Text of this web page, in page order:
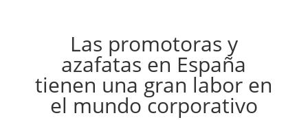
Las promotoras y
azafatas en España
tienen una gran labor en
el mundo corporativo